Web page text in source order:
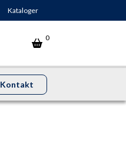
Kataloger
0
Kontakt